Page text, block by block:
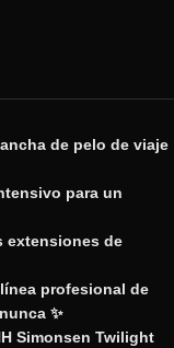
de pelo de viaje
para un
extensiones de
profesional de
✨
Simonsen Twilight